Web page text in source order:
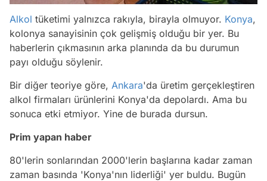
Alkol tüketimi yalnızca rakıyla, birayla olmuyor. Konya,
kolonya sanayisinin çok gelişmiş olduğu bir yer. Bu
haberlerin çıkmasının arka planında da bu durumun
payı olduğu söylenir.
Bir diğer teoriye göre, Ankara'da üretim gerçekleştiren
alkol firmaları ürünlerini Konya'da depolardı. Ama bu
sonuca etki etmiyor. Yine de burada dursun.
Prim yapan haber
80'lerin sonlarından 2000'lerin başlarına kadar zaman
zaman basında 'Konya'nın liderliği' yer buldu. Bugün